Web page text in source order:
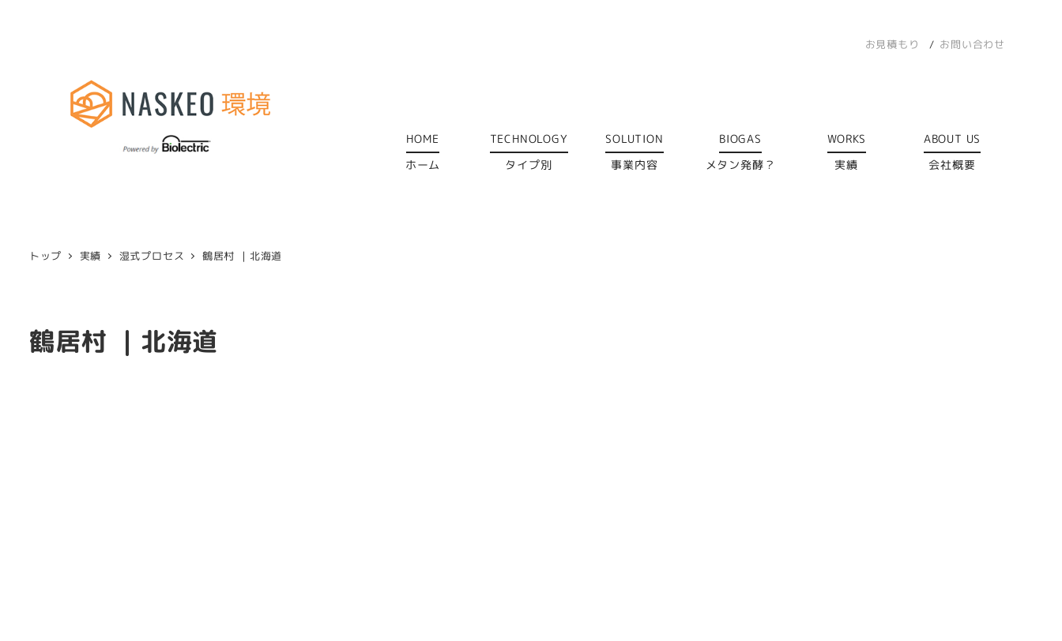
お見積もり お問い合わせ
HOME
ホーム
TECHNOLOGY
タイプ別
SOLUTION
事業内容
BIOGAS
メタン発酵？
WORKS
実績
ABOUT US
会社概要
トップ 実績 湿式プロセス 鶴居村 ｜北海道
鶴居村 ｜北海道